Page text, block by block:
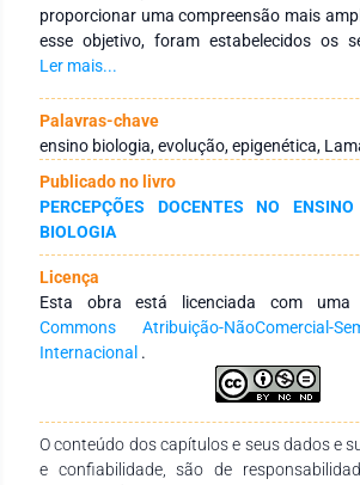
proporcionar uma compreensão mais
esse objetivo, foram estabelecidos os
específicos: investigar o conceito de
evidências do impacto, examinar as
compreensão contemporânea da
adaptação, e discutir as fronteiras atuais
aberto na pesquisa. A metodologia
esses objetivos incluiu a revisão de
análise de dados de fontes secundárias.
que oferece uma camada adicional de
entendimento, e concluiu que a
evolutivas é promissora, mas requer
aprofundadas. As considerações
importância da continuidade da
aprimorar o conhecimento atual e
Ler mais...
Palavras-chave
ensino biologia, evolução, epigenética,
Publicado no livro
PERCEPÇÕES DOCENTES NO
BIOLOGIA
Licença
Esta obra está licenciada com uma
Commons Atribuição-NãoComercial-
Internacional .
O conteúdo dos capítulos e seus dados e
e confiabilidade, são de